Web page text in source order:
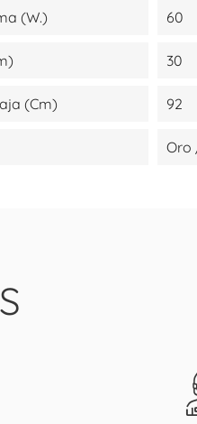
(W.) 60
30
(cm) 92
Oro